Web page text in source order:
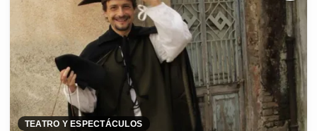
TEATRO Y ESPECTÁCULOS